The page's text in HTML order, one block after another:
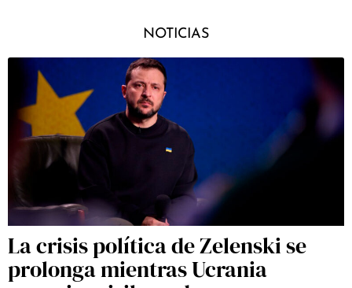
NOTICIAS
La crisis política de Zelenski se
prolonga mientras Ucrania